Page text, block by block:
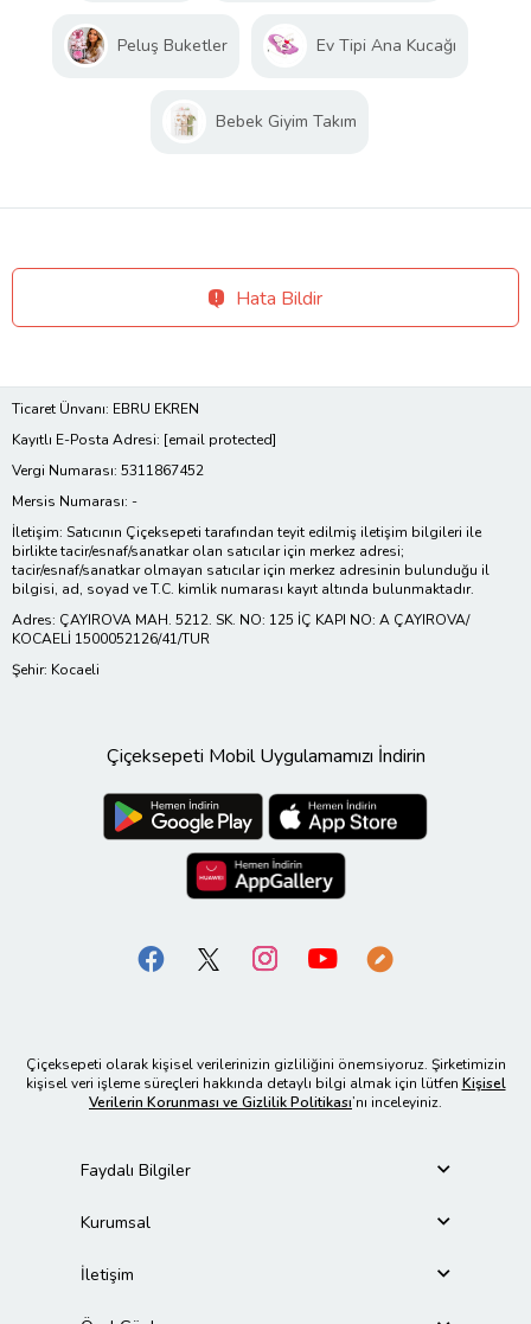
Peluş Buketler Ev Tipi Ana Kucağı
Bebek Giyim Takım
Hata Bildir
Ticaret Ünvanı: EBRU EKREN
Kayıtlı E-Posta Adresi: [email protected]
Vergi Numarası: 5311867452
Mersis Numarası: -
İletişim: Satıcının Çiçeksepeti tarafından teyit edilmiş iletişim bilgileri ile
birlikte tacir/esnaf/sanatkar olan satıcılar için merkez adresi;
tacir/esnaf/sanatkar olmayan satıcılar için merkez adresinin bulunduğu il
bilgisi, ad, soyad ve T.C. kimlik numarası kayıt altında bulunmaktadır.
Adres: ÇAYIROVA MAH. 5212. SK. NO: 125 İÇ KAPI NO: A ÇAYIROVA/
KOCAELİ 1500052126/41/TUR
Şehir: Kocaeli
Çiçeksepeti Mobil Uygulamamızı İndirin
Çiçeksepeti olarak kişisel verilerinizin gizliliğini önemsiyoruz. Şirketimizin
kişisel veri işleme süreçleri hakkında detaylı bilgi almak için lütfen Kişisel
Verilerin Korunması ve Gizlilik Politikası’nı inceleyiniz.
Faydalı Bilgiler
Kurumsal
İletişim